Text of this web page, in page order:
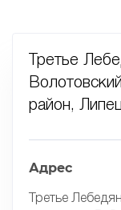
Третье
район,
Адрес
Третье